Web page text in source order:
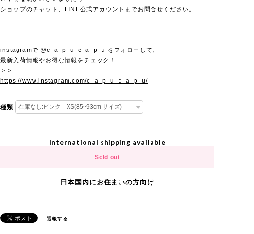
ショップのチャット、LINE公式アカウントまでお問合せください。
instagramで @c_a_p_u_c_a_p_u をフォローして、
最新入荷情報やお得な情報をチェック！
＞＞
https://www.instagram.com/c_a_p_u_c_a_p_u/
種類
International shipping available
Sold out
日本国内にお住まいの方向け
通報する